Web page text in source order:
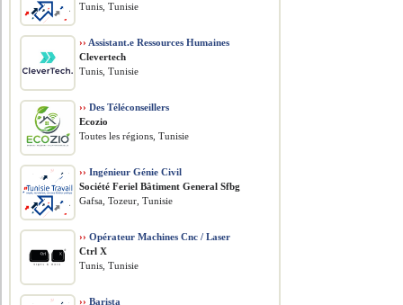
Tunis, Tunisie
›› Assistant.e Ressources Humaines
Clevertech
Tunis, Tunisie
›› Des Téléconseillers
Ecozio
Toutes les régions, Tunisie
›› Ingénieur Génie Civil
Société Feriel Bâtiment General Sfbg
Gafsa, Tozeur, Tunisie
›› Opérateur Machines Cnc / Laser
Ctrl X
Tunis, Tunisie
›› Barista